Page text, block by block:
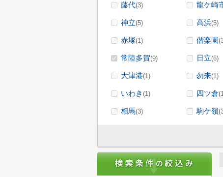
藤代(3) 龍ケ崎
神立(5) 高浜(5)
赤塚(1) 偕楽園
常陸多賀(9) 日立(6)
大津港(1) 勿来(1)
いわき (1) 四ツ倉
相馬(3) 駒ケ嶺